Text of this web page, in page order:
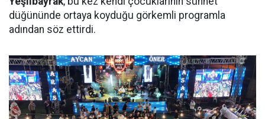
düğününde ortaya koyduğu görkemli programla
adından söz ettirdi.